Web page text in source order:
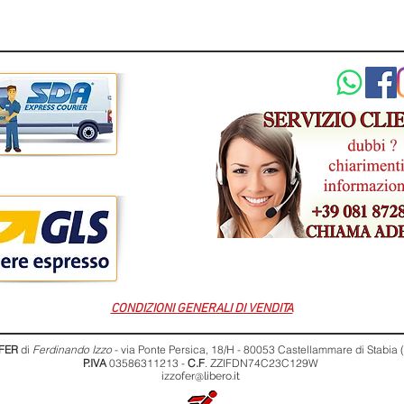
CONDIZIONI GENERALI DI VENDITA
di Ferdinando Izzo - via Ponte Persica, 18/H - 80053 Castellammare di Stabia
P.IVA03586311213 - C.F. ZZIFDN74C23C129W
izzofer@libero.it